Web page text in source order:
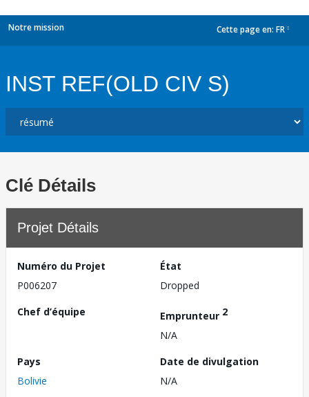
Notre mission Cette page en: FR
INST REF(OLD CIV S)
Clé Détails
Projet Détails
Numéro du Projet
P006207
État
Dropped
Chef d’équipe
Emprunteur 2
N/A
Pays
Bolivie
Date de divulgation
N/A